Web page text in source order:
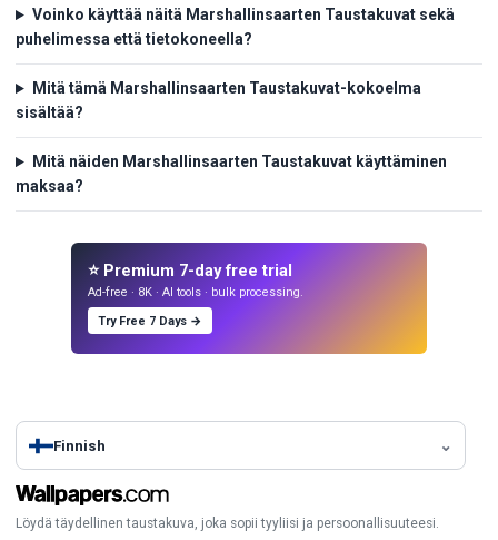
Voinko käyttää näitä Marshallinsaarten Taustakuvat sekä
puhelimessa että tietokoneella?
Mitä tämä Marshallinsaarten Taustakuvat-kokoelma
sisältää?
Mitä näiden Marshallinsaarten Taustakuvat käyttäminen
maksaa?
⭐ Premium 7-day free trial
Ad-free · 8K · AI tools · bulk processing.
Try Free 7 Days →
Finnish
Löydä täydellinen taustakuva, joka sopii tyyliisi ja persoonallisuuteesi.